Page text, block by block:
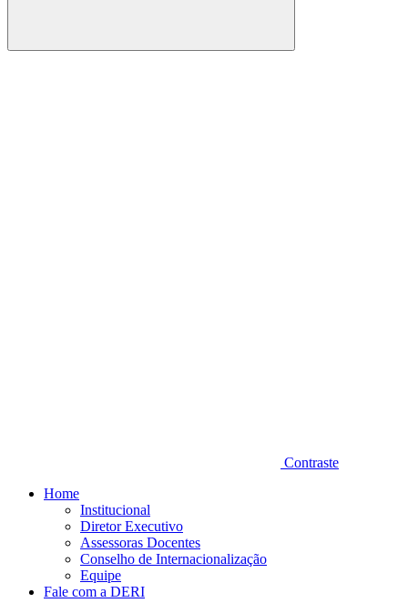
Buscar
Contraste
Home
Institucional
Diretor Executivo
Assessoras Docentes
Conselho de Internacionalização
Equipe
Fale com a DERI